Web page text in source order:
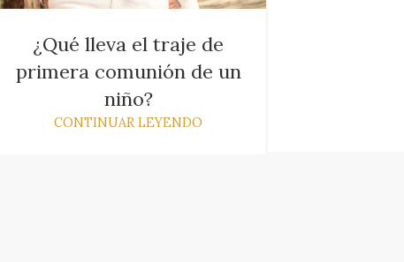
¿Qué lleva el traje de
primera comunión de un
niño?
CONTINUAR LEYENDO